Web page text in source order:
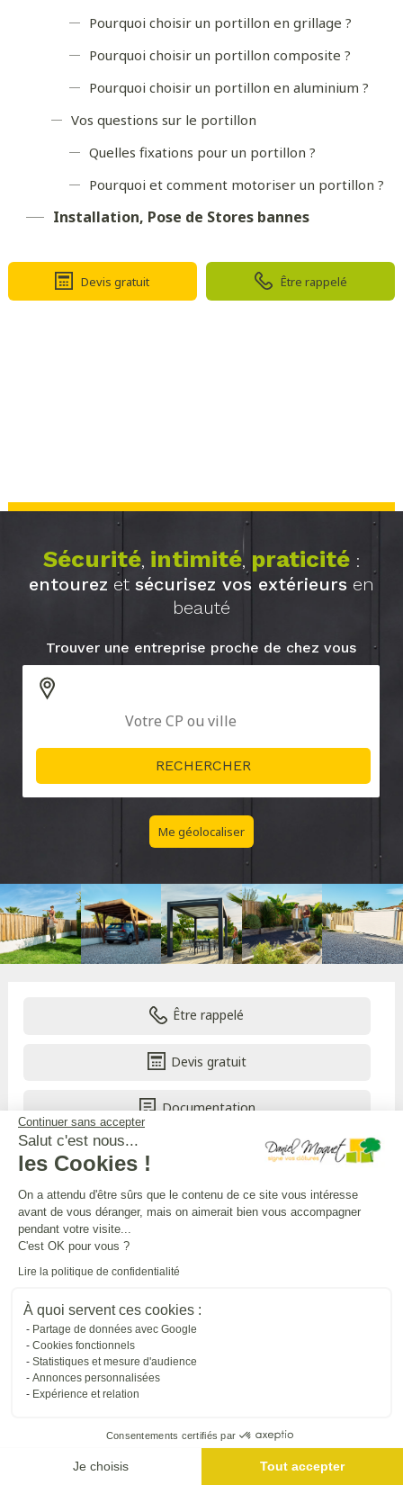
Continuer sans accepter
Salut c'est nous...
les Cookies !
On a attendu d'être sûrs que le contenu de ce site vous intéresse
avant de vous déranger, mais on aimerait bien vous accompagner
pendant votre visite...
C'est OK pour vous ?
Lire la politique de confidentialité
À quoi servent ces cookies :
Partage de données avec Google
Cookies fonctionnels
Statistiques et mesure d'audience
Annonces personnalisées
Expérience et relation
Consentements certifiés par
Je choisis Tout accepter
Pourquoi choisir un portillon en grillage ?
Pourquoi choisir un portillon composite ?
Pourquoi choisir un portillon en aluminium ?
Vos questions sur le portillon
Quelles fixations pour un portillon ?
Pourquoi et comment motoriser un portillon ?
Installation, Pose de Stores bannes
Devis gratuit Être rappelé
Sécurité, intimité, praticité:
entourez et sécurisez vos extérieurs en
beauté
Trouver une entreprise proche de chez vous
Me géolocaliser
Être rappelé
Devis gratuit
Documentation
Du lundi au vendredi, de 9H à 19H
APPEL GRATUIT DEPUIS UN POSTE FIXE
DANIEL MOQUET CLÔTURES
Toutes nos installations
L'UNIVERS DANIEL MOQUET